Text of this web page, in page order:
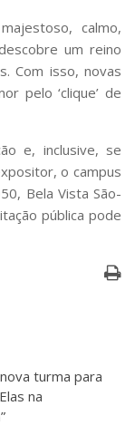
calmo,
um reino
Com isso, novas
pelo ‘clique’ de
e, inclusive, se
o campus
Bela Vista São-
pública pode
turma para
na